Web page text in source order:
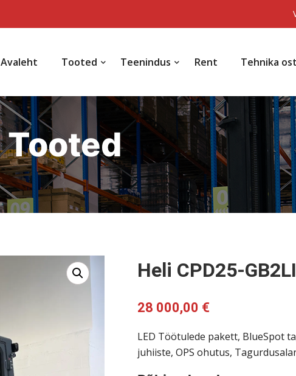
Avaleht Tooted Teenindus Rent Tehnika ost
Tooted
Heli CPD25-
28 000,00 €
LED Töötulede pakett, BlueSpot
juhiiste, OPS ohutus,